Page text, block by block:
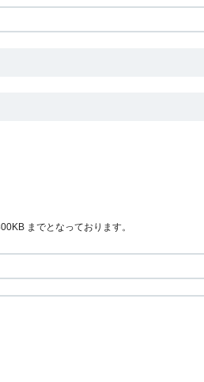
までとなっております。